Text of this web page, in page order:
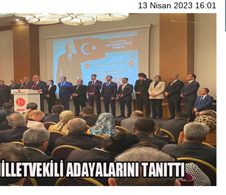
13 Nisan 2023 16:01